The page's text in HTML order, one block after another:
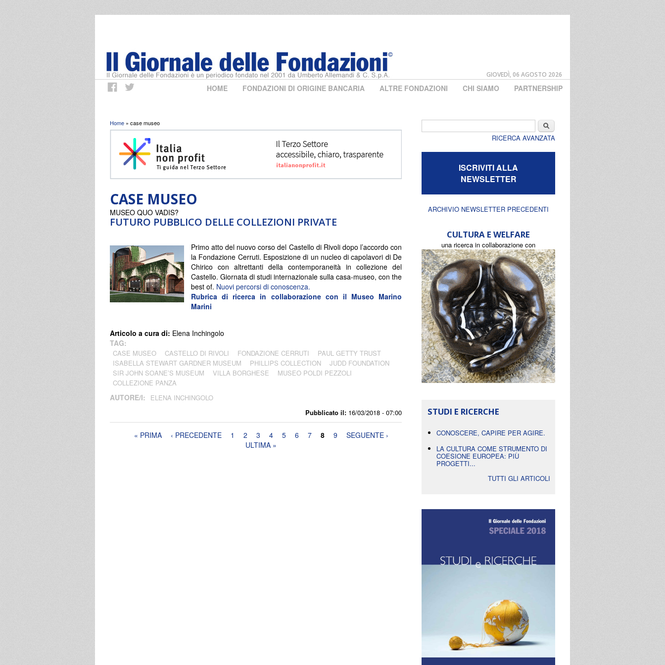
GIOVEDÌ, 06 AGOSTO 2026
HOME FONDAZIONI DI ORIGINE BANCARIA ALTRE FONDAZIONI CHI SIAMO PARTNERSHIP
Tu sei qui
Home » case museo
CASE MUSEO
FUTURO PUBBLICO DELLE COLLEZIONI PRIVATE
Pubblicato il: 16/03/2018 - 07:00
MUSEO QUO VADIS?
Primo atto del nuovo corso del Castello di Rivoli dopo l’accordo con
la Fondazione Cerruti. Esposizione di un nucleo di capolavori di De
Chirico con altrettanti della contemporaneità in collezione del
Castello. Giornata di studi internazionale sulla casa-museo, con the
best of. Nuovi percorsi di conoscenza.
Rubrica di ricerca in collaborazione con il Museo Marino
Marini
Articolo a cura di: Elena Inchingolo
TAG:
CASE MUSEO CASTELLO DI RIVOLI FONDAZIONE CERRUTI
PAUL GETTY TRUST
ISABELLA STEWART GARDNER MUSEUM
PHILLIPS COLLECTION
JUDD FOUNDATION
SIR JOHN SOANE’S MUSEUM
VILLA BORGHESE
MUSEO POLDI PEZZOLI
COLLEZIONE PANZA
AUTORE/I: ELENA INCHINGOLO
Pagine« PRIMA ‹ PRECEDENTE 1 2 3 4 5 6 7 8 9
SEGUENTE ›
ULTIMA »
Cerca
RICERCA AVANZATA
ISCRIVITI ALLA
NEWSLETTER
ARCHIVIO NEWSLETTER PRECEDENTI
CULTURA E WELFARE
una ricerca in collaborazione con
STUDI E RICERCHE
CONOSCERE, CAPIRE PER AGIRE.
LA CULTURA COME STRUMENTO DI
COESIONE EUROPEA: PIÙ
PROGETTI...
TUTTI GLI ARTICOLI